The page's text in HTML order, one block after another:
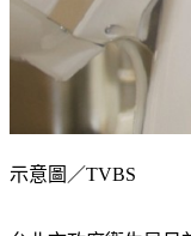
示意圖／TVBS